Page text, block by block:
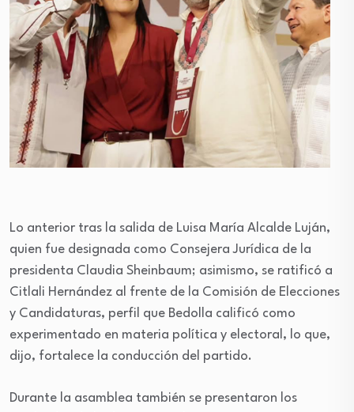
Lo anterior tras la salida de Luisa María Alcalde Luján,
quien fue designada como Consejera Jurídica de la
presidenta Claudia Sheinbaum; asimismo, se ratificó a
Citlali Hernández al frente de la Comisión de Elecciones
y Candidaturas, perfil que Bedolla calificó como
experimentado en materia política y electoral, lo que,
dijo, fortalece la conducción del partido.
Durante la asamblea también se presentaron los